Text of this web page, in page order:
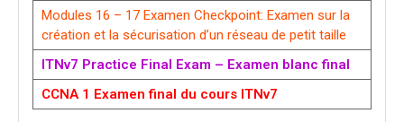
Modules 16 – 17 Examen Checkpoint: Examen sur la
création et la sécurisation d’un réseau de petit taille
ITNv7 Practice Final Exam – Examen blanc final
CCNA 1 Examen final du cours ITNv7